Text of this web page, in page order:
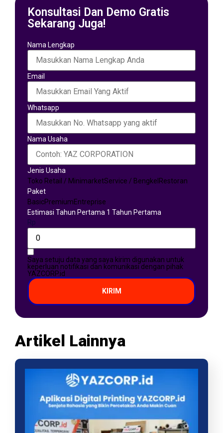
Konsultasi Dan Demo Gratis
Sekarang Juga!
Nama Lengkap
Email
Whatsapp
Nama Usaha
Jenis Usaha
Toko Retail / MinimarketService / Bengkel Restoran
Paket
BasicPremiumEntreprise
Estimasi Tahun Pertama 1 Tahun Pertama
Rp
Saya setuju data yang saya kirim digunakan untuk
keperluan notifikasi dan komunikasi dengan pihak
YAZCORP.id
KIRIM
Artikel Lainnya